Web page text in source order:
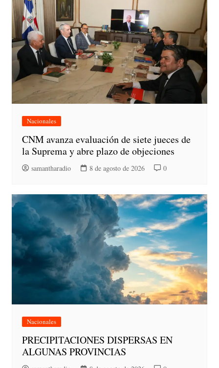
Nacionales
CNM avanza evaluación de siete jueces de
la Suprema y abre plazo de objeciones
samantharadio 8 de agosto de 2026 0
Nacionales
PRECIPITACIONES DISPERSAS EN
ALGUNAS PROVINCIAS